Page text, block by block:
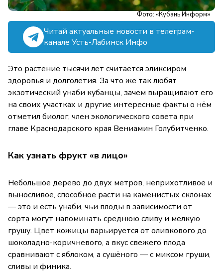
Фото: «Кубань Информ»
Читай актуальные новости в телеграм-
канале Усть-Лабинск Инфо
Это растение тысячи лет считается эликсиром
здоровья и долголетия. За что же так любят
экзотический унаби кубанцы, зачем выращивают его
на своих участках и другие интересные факты о нём
отметил биолог, член экологического совета при
главе Краснодарского края Вениамин Голубитченко.
Как узнать фрукт «в лицо»
Небольшое дерево до двух метров, неприхотливое и
выносливое, способное расти на каменистых склонах
— это и есть унаби, чьи плоды в зависимости от
сорта могут напоминать среднюю сливу и мелкую
грушу. Цвет кожицы варьируется от оливкового до
шоколадно-коричневого, а вкус свежего плода
сравнивают с яблоком, а сушёного — с миксом груши,
сливы и финика.